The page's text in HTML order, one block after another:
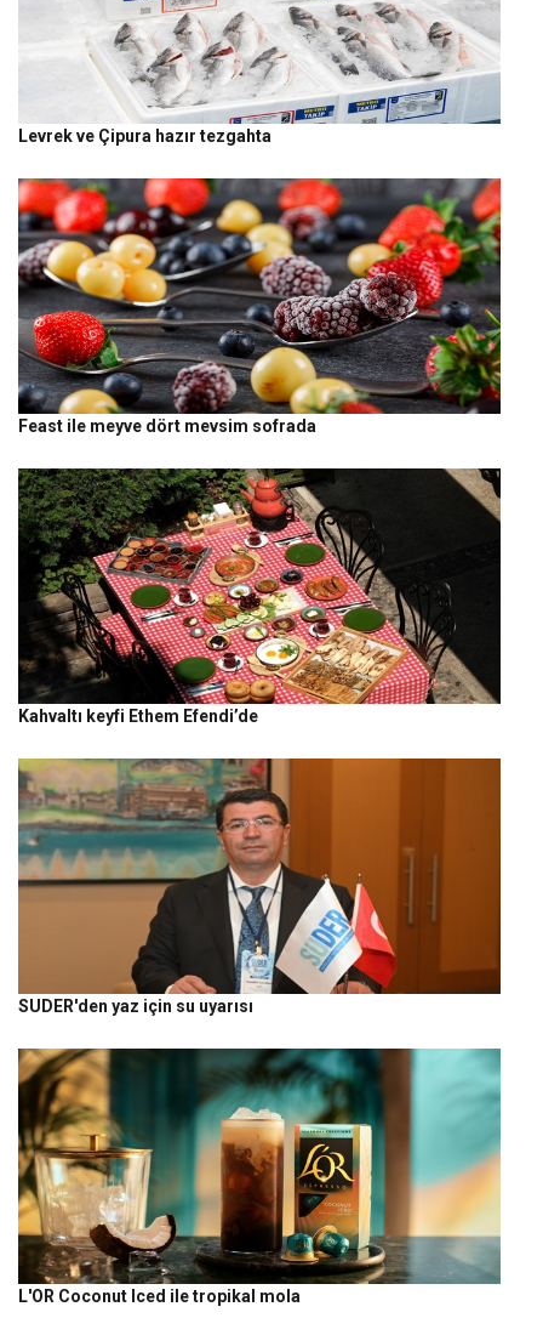
Levrek ve Çipura hazır tezgahta
Feast ile meyve dört mevsim sofrada
Kahvaltı keyfi Ethem Efendi’de
SUDER'den yaz için su uyarısı
L'OR Coconut Iced ile tropikal mola